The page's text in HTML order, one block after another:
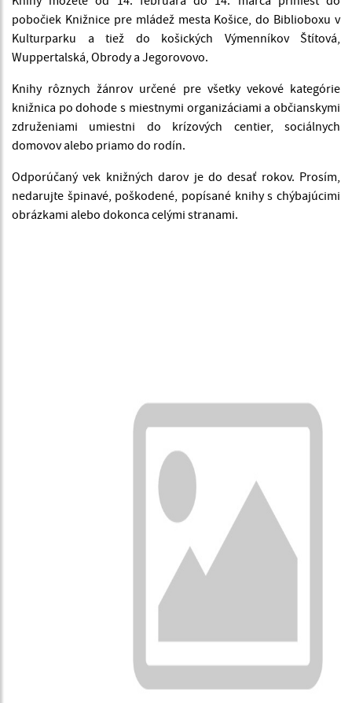
pobočiek Knižnice pre mládež mesta Košice, do Biblioboxu v
Kulturparku a tiež do košických Výmenníkov Štítová,
Wuppertalská, Obrody a Jegorovovo.
Knihy rôznych žánrov určené pre všetky vekové kategórie
knižnica po dohode s miestnymi organizáciami a občianskymi
združeniami umiestni do krízových centier, sociálnych
domovov alebo priamo do rodín.
Odporúčaný vek knižných darov je do desať rokov. Prosím,
nedarujte špinavé, poškodené, popísané knihy s chýbajúcimi
obrázkami alebo dokonca celými stranami.